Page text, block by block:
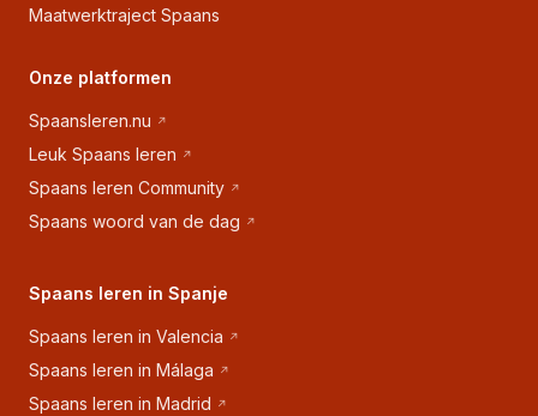
Maatwerktraject Spaans
Onze platformen
Spaansleren.nu
Leuk Spaans leren
Spaans leren Community
Spaans woord van de dag
Spaans leren in Spanje
Spaans leren in Valencia
Spaans leren in Málaga
Spaans leren in Madrid